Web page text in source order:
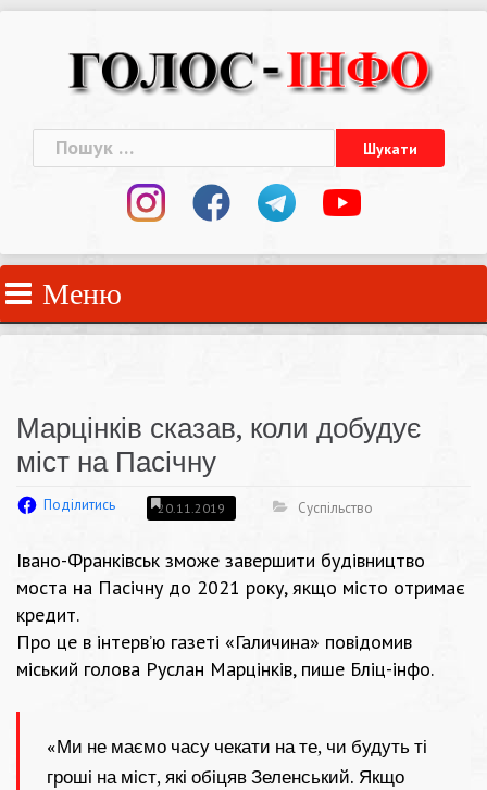
Пошук:
Меню
Марцінків сказав, коли добудує
міст на Пасічну
Поділитись 20.11.2019 Суспільство
Івано-Франківськ зможе завершити будівництво
моста на Пасічну до 2021 року, якщо місто отримає
кредит.
Про це в інтерв’ю газеті «Галичина» повідомив
міський голова Руслан Марцінків, пише Бліц-інфо.
«Ми не маємо часу чекати на те, чи будуть ті
гроші на міст, які обіцяв Зеленський. Якщо